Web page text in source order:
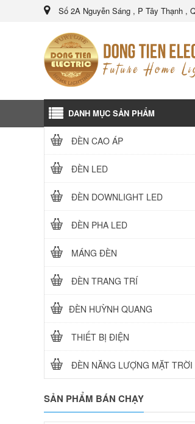
Số 2A Nguyễn Sáng , P Tây Thạnh ,
DANH MỤC SẢN PHẨM
ĐÈN CAO ÁP
ĐÈN LED
ĐÈN DOWNLIGHT LED
ĐÈN PHA LED
MÁNG ĐÈN
ĐÈN TRANG TRÍ
ĐÈN HUỲNH QUANG
THIẾT BỊ ĐIỆN
ĐÈN NĂNG LƯỢNG MẶT TRỜI
SẢN PHẨM BÁN CHẠY